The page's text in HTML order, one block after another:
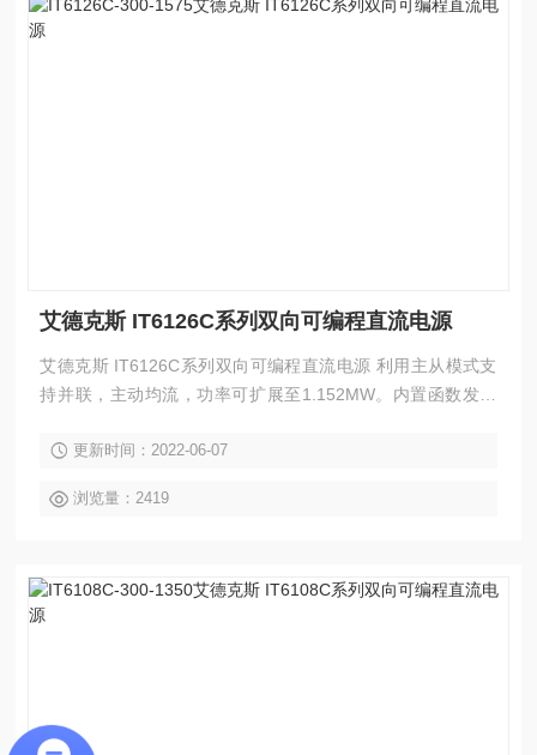
艾德克斯 IT6126C系列双向可编程直流电源
艾德克斯 IT6126C系列双向可编程直流电源 利用主从模式支
持并联，主动均流，功率可扩展至1.152MW。内置函数发生
生成波形。具有高可靠性的设置功能和保护特性，丰富的测量
试、大功率测试等多个方面，是一款功能丰富、性能优异、适
更新时间：2022-06-07
浏览量：2419